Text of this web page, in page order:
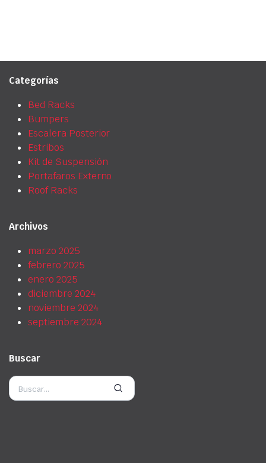
Categorías
Bed Racks
Bumpers
Escalera Posterior
Estribos
Kit de Suspensión
Portafaros Externo
Roof Racks
Archivos
marzo 2025
febrero 2025
enero 2025
diciembre 2024
noviembre 2024
septiembre 2024
Buscar